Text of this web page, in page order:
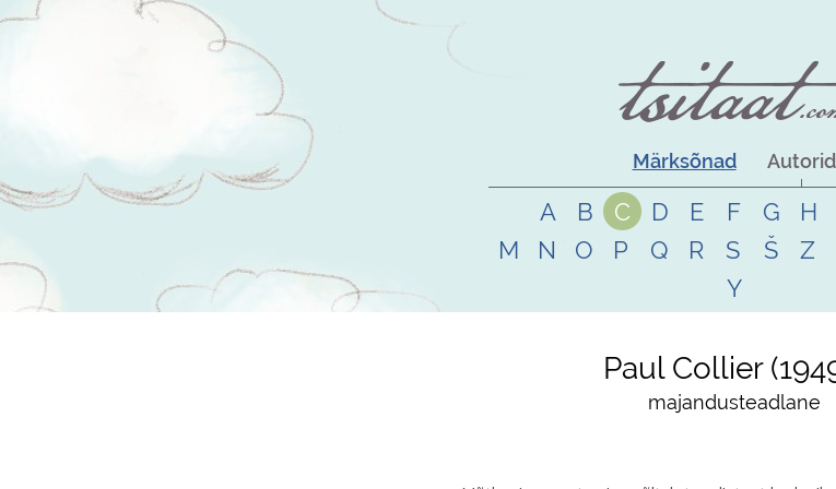
Märksõnad Autorid
A B C D E F G H
M
N O P Q R S Š Z
Y
Paul Collier
majandusteadlane